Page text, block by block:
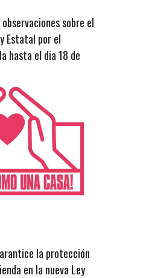
sobre el
Estatal por el
hasta el dia 18 de
la protección
en la nueva Ley